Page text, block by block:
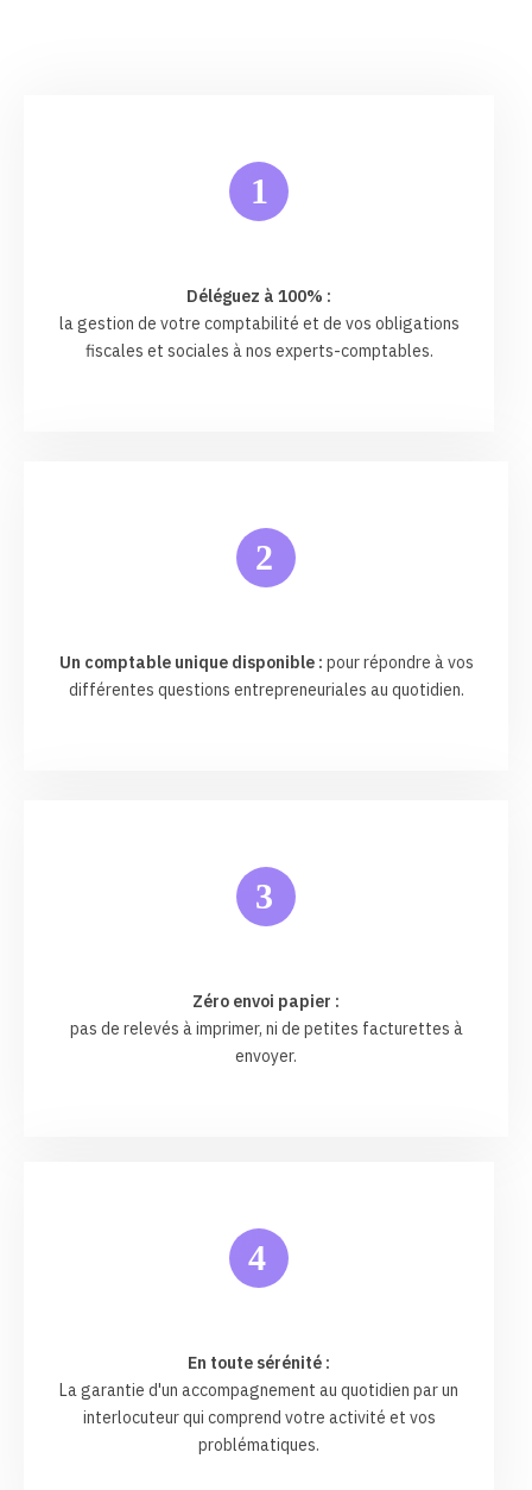
1
Déléguez à 100% :
la gestion de votre comptabilité et de vos obligations
fiscales et sociales à nos experts-comptables.
2
Un comptable unique disponible : pour répondre à vos
différentes questions entrepreneuriales au quotidien.
3
Zéro envoi papier :
pas de relevés à imprimer, ni de petites facturettes à
envoyer.
4
En toute sérénité :
La garantie d'un accompagnement au quotidien par un
interlocuteur qui comprend votre activité et vos
problématiques.